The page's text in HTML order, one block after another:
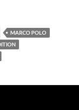
MARCO POLO